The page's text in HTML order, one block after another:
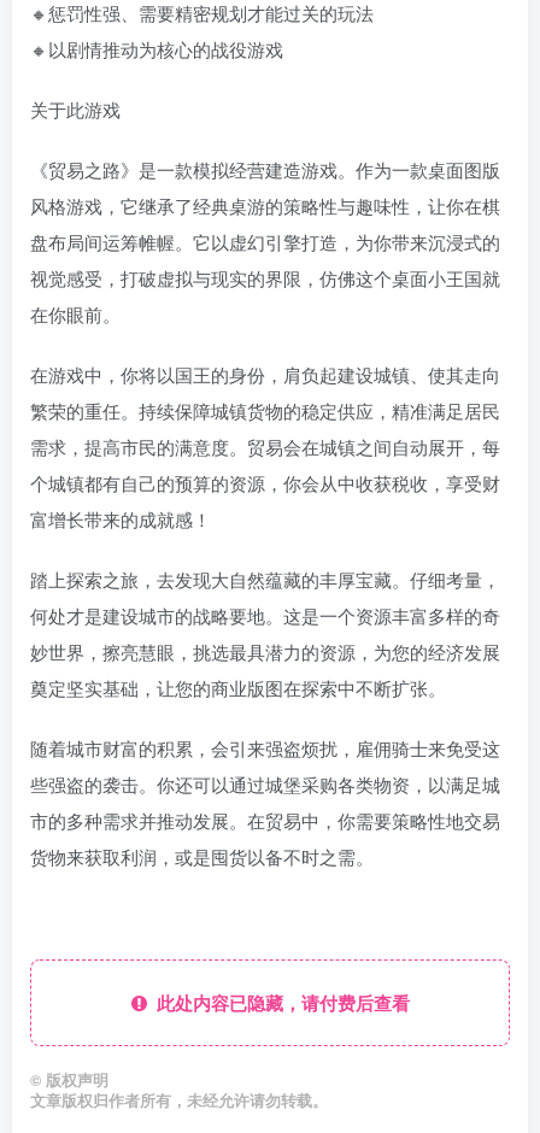
🔸惩罚性强、需要精密规划才能过关的玩法
🔸以剧情推动为核心的战役游戏
关于此游戏
《贸易之路》是一款模拟经营建造游戏。作为一款桌面图版
风格游戏，它继承了经典桌游的策略性与趣味性，让你在棋
盘布局间运筹帷幄。它以虚幻引擎打造，为你带来沉浸式的
视觉感受，打破虚拟与现实的界限，仿佛这个桌面小王国就
在你眼前。
在游戏中，你将以国王的身份，肩负起建设城镇、使其走向
繁荣的重任。持续保障城镇货物的稳定供应，精准满足居民
需求，提高市民的满意度。贸易会在城镇之间自动展开，每
个城镇都有自己的预算的资源，你会从中收获税收，享受财
富增长带来的成就感！
踏上探索之旅，去发现大自然蕴藏的丰厚宝藏。仔细考量，
何处才是建设城市的战略要地。这是一个资源丰富多样的奇
妙世界，擦亮慧眼，挑选最具潜力的资源，为您的经济发展
奠定坚实基础，让您的商业版图在探索中不断扩张。
随着城市财富的积累，会引来强盗烦扰，雇佣骑士来免受这
些强盗的袭击。你还可以通过城堡采购各类物资，以满足城
市的多种需求并推动发展。在贸易中，你需要策略性地交易
货物来获取利润，或是囤货以备不时之需。
此处内容已隐藏，请付费后查看
© 版权声明
文章版权归作者所有，未经允许请勿转载。